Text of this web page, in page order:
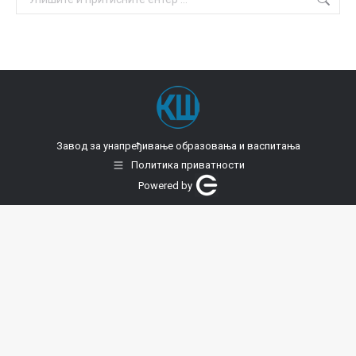
Завод за унапређивање образовања и васпитања
Политика приватности
Powered by